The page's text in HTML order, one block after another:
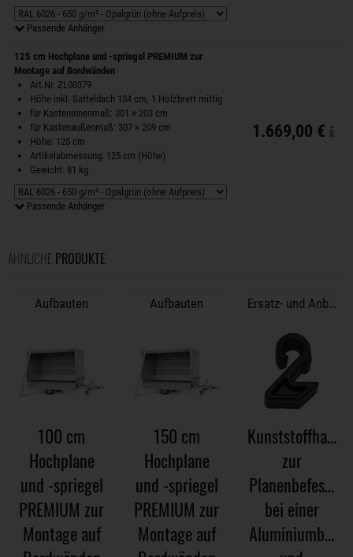
Passende Anhänger
125 cm Hochplane und -spriegel PREMIUM zur
Montage auf Bordwänden
Art.Nr. ZL00379
Höhe inkl. Satteldach 134 cm, 1 Holzbrett mittig
für Kasteninnenmaß: 301 × 203 cm
für Kastenaußenmaß: 307 × 209 cm
Höhe: 125 cm
Artikelabmessung: 125 cm (Höhe)
Gewicht: 81 kg
Passende Anhänger
1.669,00 €
ÄHNLICHE PRODUKTE
Aufbauten
100 cm
Hochplane
und -spriegel
PREMIUM zur
Montage auf
Aufbauten
150 cm
Hochplane
und -spriegel
PREMIUM zur
Montage auf
Ersatz- und
Kunststoffhaken
zur
bei einer